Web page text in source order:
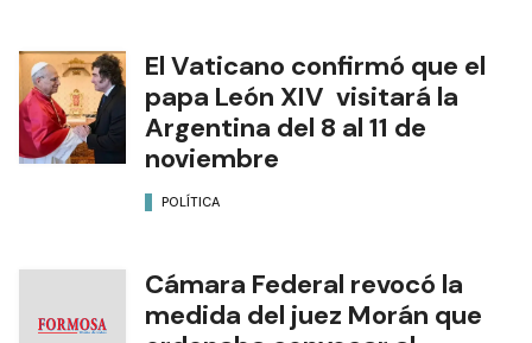
El Vaticano confirmó que el
papa León XIV visitará la
Argentina del 8 al 11 de
noviembre
POLÍTICA
Cámara Federal revocó la
medida del juez Morán que